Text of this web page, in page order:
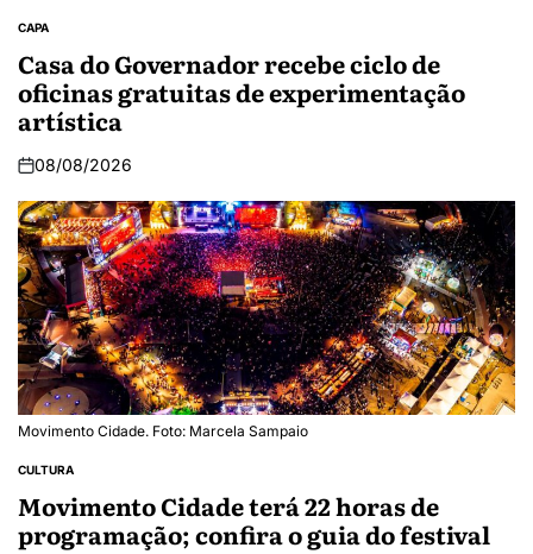
CAPA
Casa do Governador recebe ciclo de
oficinas gratuitas de experimentação
artística
08/08/2026
Movimento Cidade. Foto: Marcela Sampaio
CULTURA
Movimento Cidade terá 22 horas de
programação; confira o guia do festival